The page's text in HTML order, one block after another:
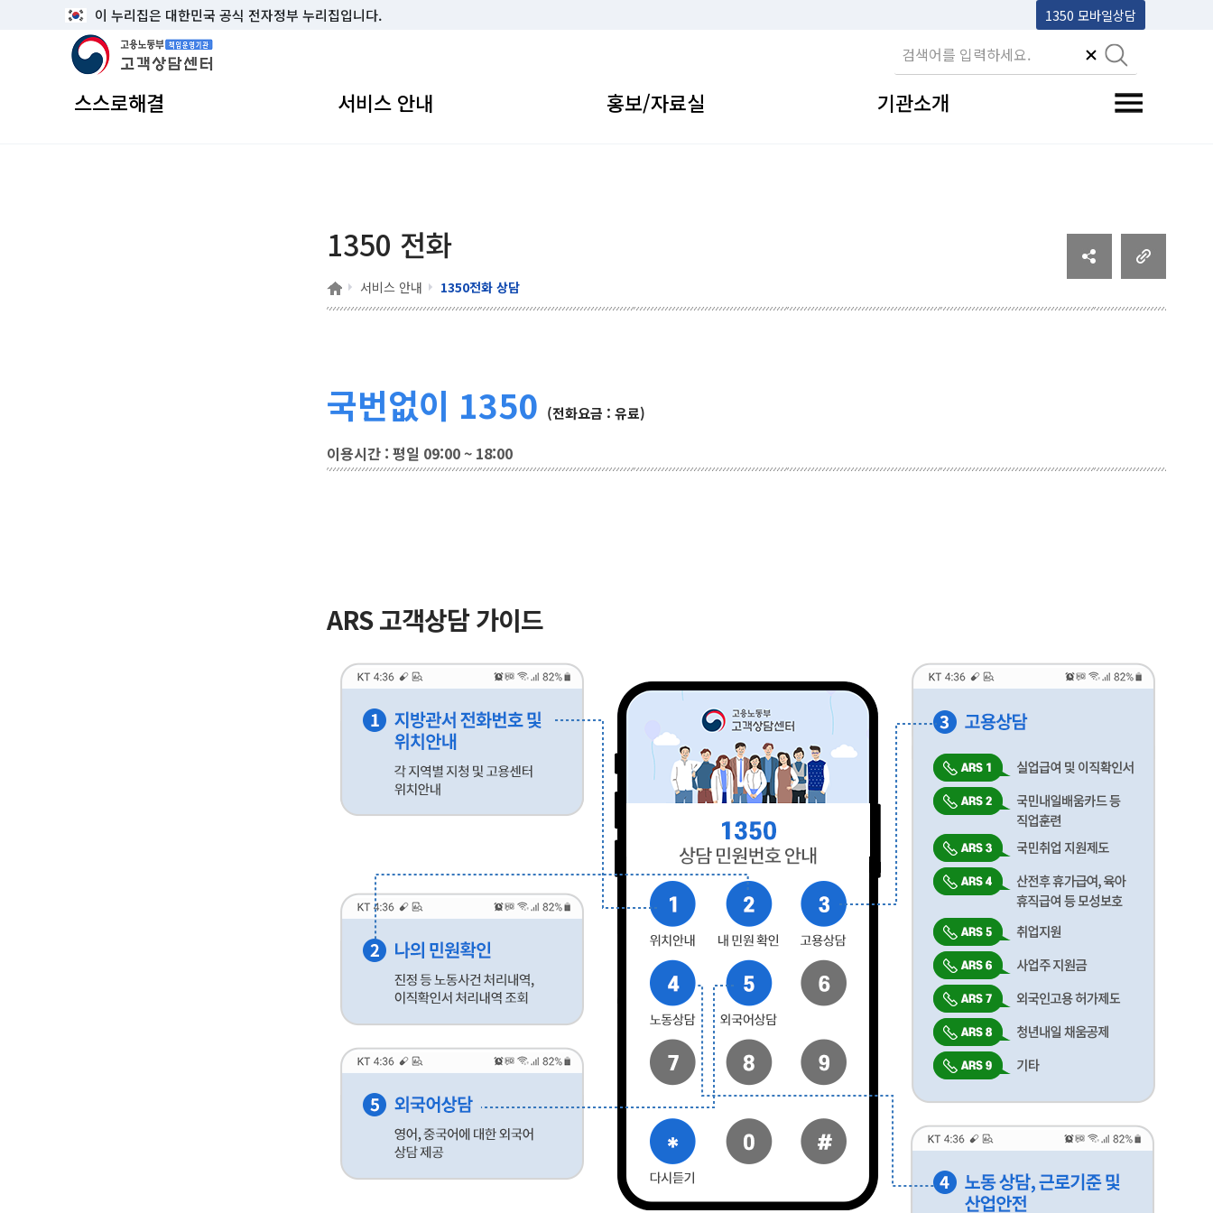
이 누리집은 대한민국 공식 전자정부 누리집입니다. 1350 모바일상담
고용노동부 책임운영기관 고객상담센터
스스로해결 서비스 안내 홍보/자료실 기관소개 전체메뉴 토글
1350 전화
홈 서비스 안내 1350전화 상담
국번없이 1350 (전화요금 : 유료)
이용시간 : 평일 09:00 ~ 18:00
ARS 고객상담 가이드